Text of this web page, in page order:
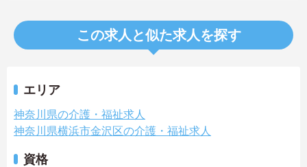
この求人と似た求人を探す
エリア
神奈川県の介護・福祉求人
神奈川県横浜市金沢区の介護・福祉求人
資格